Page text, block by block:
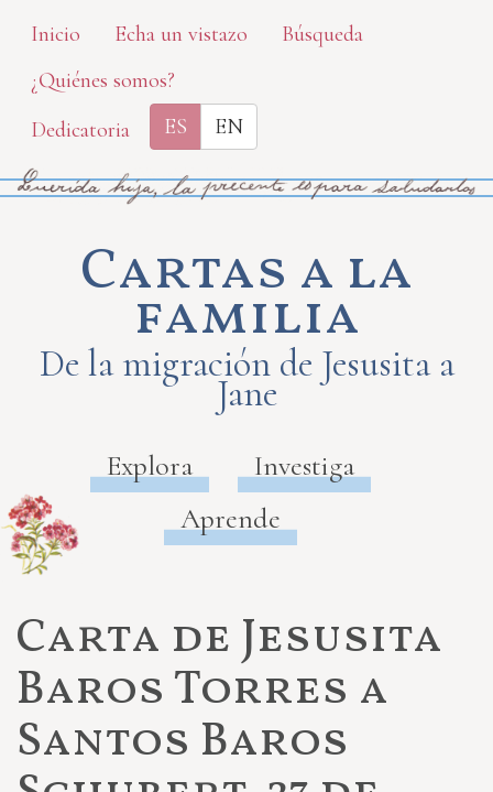
Skip
main
content
Inicio Echa un vistazo
Búsqueda
¿Quiénes somos?
Dedicatoria
ES EN
Cartas a la
familia
De la migración de Jesusita a
Jane
Explora
Investiga
Aprende
Carta de Jesusita
Baros Torres a
Santos Baros